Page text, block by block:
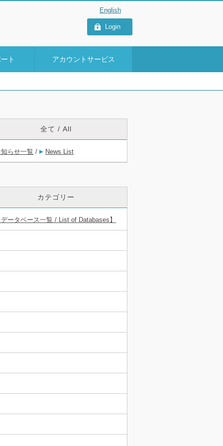
Login
ト アカウントサービス
全て / All
らせ一覧 / News List
カテゴリー
ータベース一覧 / List of Databases】